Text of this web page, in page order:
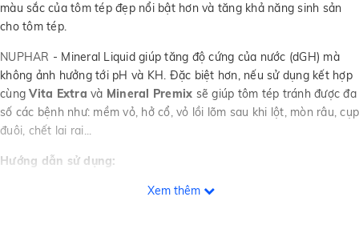
màu sắc của tôm tép đẹp nổi bật hơn và tăng khả năng sinh sản
cho tôm tép.
NUPHAR - Mineral Liquid giúp tăng độ cứng của nước (dGH) mà
không ảnh hưởng tới pH và KH. Đặc biệt hơn, nếu sử dụng kết hợp
cùngVita Extra và Mineral Premix sẽ giúp tôm tép tránh được đa
số các bệnh như: mềm vỏ, hở cổ, vỏ lồi lõm sau khi lột, mòn râu, cụp
đuôi, chết lai rai...
Hướng dẫn sử dụng:
Dùng 1 ml cho 15 lít nước mỗi tuần 2 lần.
Xem thêm